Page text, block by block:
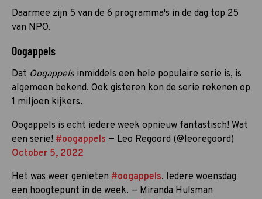
Daarmee zijn 5 van de 6 programma's in de dag top 25
van NPO.
Oogappels
Dat Oogappels inmiddels een hele populaire serie is, is
algemeen bekend. Ook gisteren kon de serie rekenen op
1 miljoen kijkers.
Oogappels is echt iedere week opnieuw fantastisch! Wat
een serie! #oogappels — Leo Regoord (@leoregoord)
October 5, 2022
Het was weer genieten #oogappels. Iedere woensdag
een hoogtepunt in de week. — Miranda Hulsman